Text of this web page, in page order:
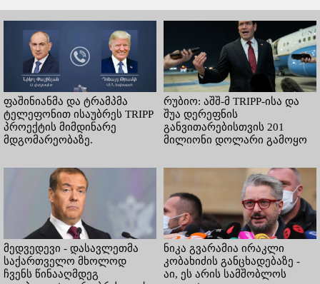
ფაშინიანმა და ტრამპმა
ტელეფონით ისაუბრეს TRIPP
პროექტის მიმდინარე
მდგომარეობაზე.
რუბიო: აშშ-მ TRIPP-ისა და
შუა დერეფნის
განვითარებისთვის 201
მილიონი დოლარი გამოყო
მედვედევი - დასავლეთმა
საქართველო მხოლოდ
ჩვენს წინააღმდეგ
ნიკა გვარამია ირაკლი
კობახიძის განცხადებაზე -
აი, ეს არის სამშობლოს